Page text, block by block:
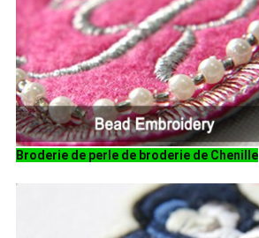
Broderie de perle de broderie de Chenille